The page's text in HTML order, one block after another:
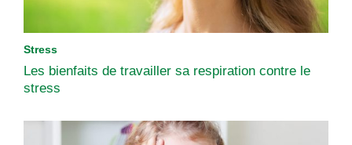
Stress
Les bienfaits de travailler sa respiration contre le
stress